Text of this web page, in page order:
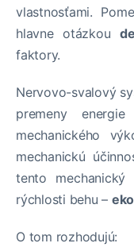
vlastnosťami.
hlavne otázkou
faktory.
Nervovo-svalový
premeny
mechanického
mechanickú
tento
rýchlosti behu –
O tom rozhodujú: